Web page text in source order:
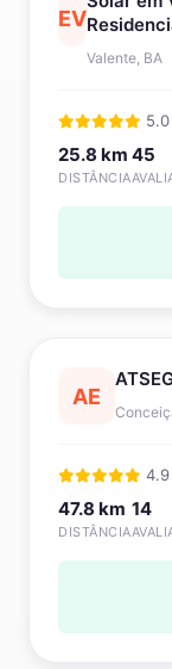
EV
Valente, BA
25.8 km
DISTÂNCIA
45
AE
4.9
47.8 km
DISTÂNCIA
14